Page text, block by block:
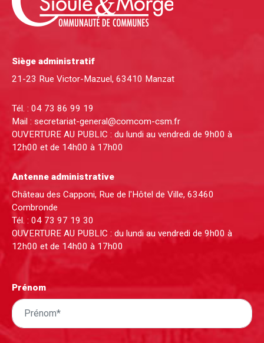
Siège administratif
21-23 Rue Victor-Mazuel, 63410 Manzat
Tél. : 04 73 86 99 19
Mail : secretariat-general@comcom-csm.fr
OUVERTURE AU PUBLIC : du lundi au vendredi de 9h00 à
12h00 et de 14h00 à 17h00
Antenne administrative
Château des Capponi, Rue de l'Hôtel de Ville, 63460
Combronde
Tél. : 04 73 97 19 30
OUVERTURE AU PUBLIC : du lundi au vendredi de 9h00 à
12h00 et de 14h00 à 17h00
Prénom